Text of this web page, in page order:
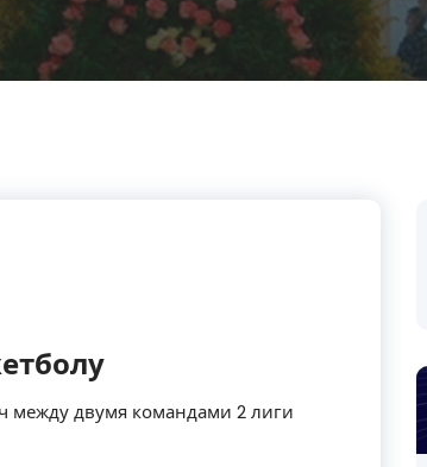
между двумя командами 2 лиги